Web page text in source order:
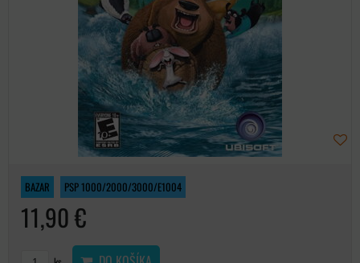
BAZAR PSP 1000/2000/3000/E1004
11,90 €